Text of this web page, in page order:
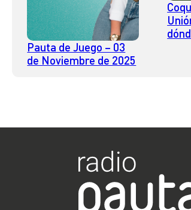
Pauta de Juego – 03
de Noviembre de 2025